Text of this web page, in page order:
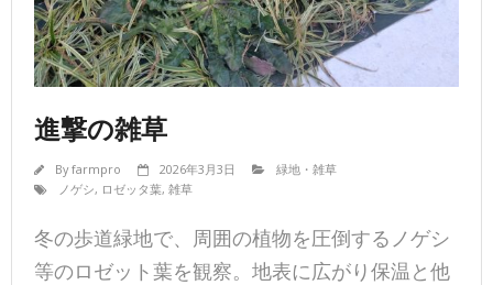
進撃の雑草
Byfarmpro 2026年3月3日
緑地・雑草
ノゲシ, ロゼッタ葉, 雑草
冬の歩道緑地で、周囲の植物を圧倒するノゲシ
等のロゼット葉を観察。地表に広がり保温と他